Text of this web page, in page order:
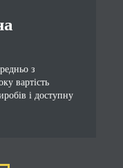
з
вартість
і доступну